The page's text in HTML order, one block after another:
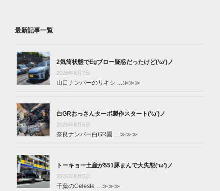
最新記事一覧
2気筒状態でEgブロー疑惑だったけど(‘ω’)ノ
2026年8月7日
山口ナンバーのリキシ … ≫≫≫
白GRおっさんターボ製作スタート(‘ω’)ノ
2026年8月6日
奈良ナンバー白GR園 … ≫≫≫
トーキョー土産が551豚まんで大失態(‘ω’)ノ
2026年8月5日
千葉のCeleste … ≫≫≫